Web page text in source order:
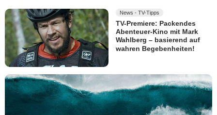
News - TV-Tipps
TV-Premiere: Packendes
Abenteuer-Kino mit Mark
Wahlberg – basierend auf
wahren Begebenheiten!